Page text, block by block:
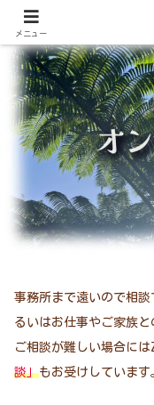
事務所まで遠いので相
るいはお仕事やご家族
ご相談が難しい場合には
談」もお受けしています
メニュー